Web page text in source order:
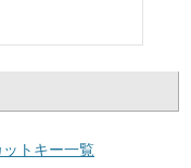
トキー一覧